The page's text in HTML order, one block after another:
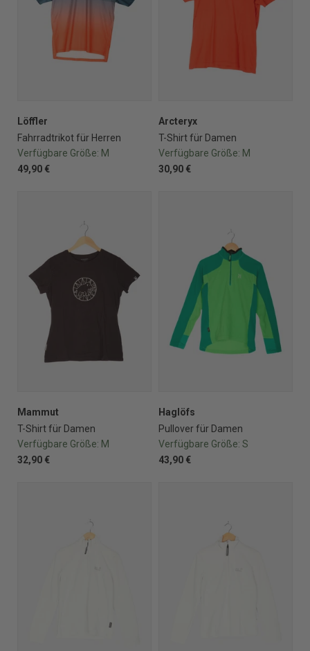
Löffler
Fahrradtrikot für Herren
Verfügbare Größe: M
49,90 €
Arcteryx
T-Shirt für Damen
Verfügbare Größe: M
30,90 €
Mammut
T-Shirt für Damen
Verfügbare Größe: M
32,90 €
Haglöfs
Pullover für Damen
Verfügbare Größe: S
43,90 €